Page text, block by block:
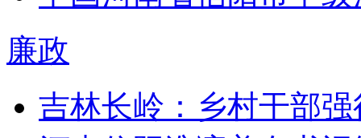
廉政
吉林长岭：乡村干部